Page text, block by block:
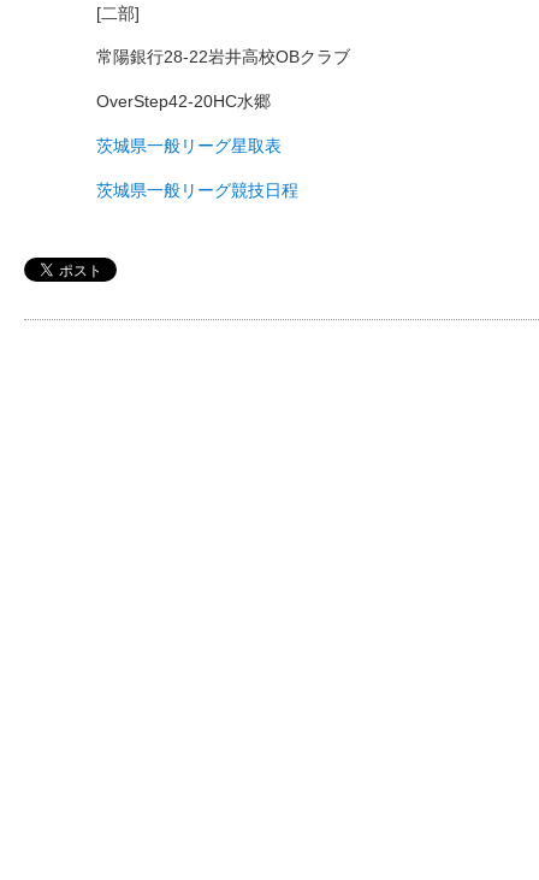
[二部]
常陽銀行28-22岩井高校OBクラブ
OverStep42-20HC水郷
茨城県一般リーグ星取表
茨城県一般リーグ競技日程